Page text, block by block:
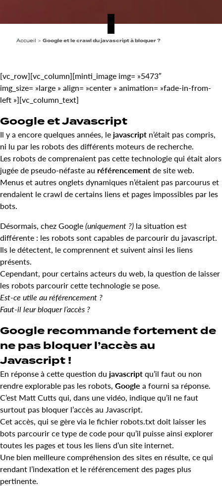
Accueil > Google et le crawl du javascript à bloquer ?
[vc_row][vc_column][minti_image img= »5473″
img_size= »large » align= »center » animation= »fade-in-from-
left »][vc_column_text]
Google et Javascript
Il y a encore quelques années, le javascript n’était pas compris,
ni lu par les robots des différents moteurs de recherche.
Les robots de comprenaient pas cette technologie qui était alors
jugée de pseudo-néfaste au référencementde site web.
Menus et autres onglets dynamiques n’étaient pas parcourus et
rendaient le crawl de certains liens et pages impossibles par les
bots.
Désormais, chez Google(uniquement ?) la situation est
différente : les robots sont capables de parcourir du javascript.
Ils le détectent, le comprennent et suivent ainsi les liens
présents.
Cependant, pour certains acteurs du web, la question de laisser
les robots parcourir cette technologie se pose.
Est-ce utile au référencement ?
Faut-il leur bloquer l’accès ?
Google recommande fortement de
ne pas bloquer l’accès au
Javascript !
En réponse à cette question du javascriptqu’il faut ou non
rendre explorable pas les robots, Google a fourni sa réponse.
C’est Matt Cutts qui, dans une vidéo, indique qu’il ne faut
surtout pas bloquer l’accès au Javascript.
Cet accès, qui se gère via le fichier robots.txt doit laisser les
bots parcourir ce type de code pour qu’il puisse ainsi explorer
toutes les pages et tous les liens d’un site internet.
Une bien meilleure compréhension des sites en résulte, ce qui
rendant l’indexation et le référencement des pages plus
pertinente.